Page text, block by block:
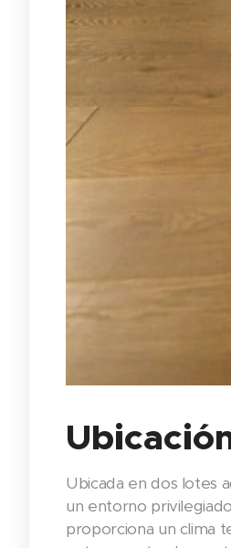
Ubicada en dos lotes
un entorno
proporciona un clima